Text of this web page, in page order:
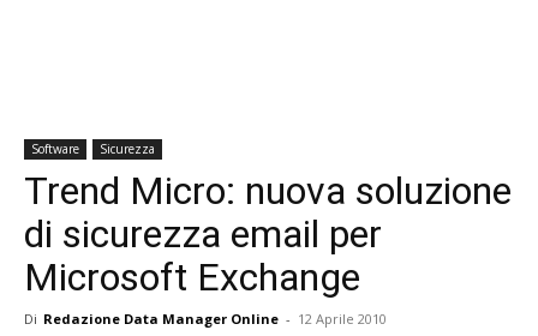
Software Sicurezza
Trend Micro: nuova soluzione
di sicurezza email per
Microsoft Exchange
Di Redazione Data Manager Online - 12 Aprile 2010